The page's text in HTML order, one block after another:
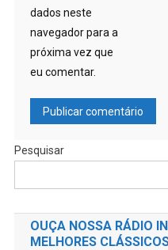
dados neste
navegador para a
próxima vez que
eu comentar.
Pesquisar
OUÇA NOSSA RÁDIO
MELHORES